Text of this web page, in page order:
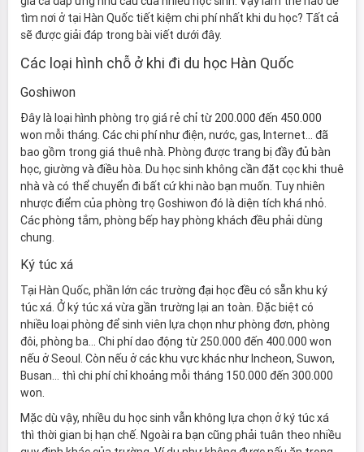
tìm nơi ở tại Hàn Quốc tiết kiệm chi phí nhất khi du học? Tất cả
sẽ được giải đáp trong bài viết dưới đây.
Các loại hình chỗ ở khi đi du học Hàn Quốc
Goshiwon
Đây là loại hình phòng trọ giá rẻ chỉ từ 200.000 đến 450.000
won mỗi tháng. Các chi phí như điện, nước, gas, Internet… đã
bao gồm trong giá thuê nhà. Phòng được trang bị đầy đủ bàn
học, giường và điều hòa. Du học sinh không cần đặt cọc khi thuê
nhà và có thể chuyển đi bất cứ khi nào bạn muốn. Tuy nhiên
nhược điểm của phòng trọ Goshiwon đó là diện tích khá nhỏ.
Các phòng tắm, phòng bếp hay phòng khách đều phải dùng
chung.
Ký túc xá
Tại Hàn Quốc, phần lớn các trường đại học đều có sẵn khu ký
túc xá. Ở ký túc xá vừa gần trường lại an toàn. Đặc biệt có
nhiều loại phòng để sinh viên lựa chọn như phòng đơn, phòng
đôi, phòng ba… Chi phí dao động từ 250.000 đến 400.000 won
nếu ở Seoul. Còn nếu ở các khu vực khác như Incheon, Suwon,
Busan… thì chi phí chỉ khoảng mỗi tháng 150.000 đến 300.000
won.
Mặc dù vậy, nhiều du học sinh vẫn không lựa chọn ở ký túc xá
thì thời gian bị hạn chế. Ngoài ra bạn cũng phải tuân theo nhiều